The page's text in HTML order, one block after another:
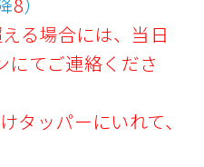
る場合には、当日
にてご連絡くださ
タッパーにいれて、